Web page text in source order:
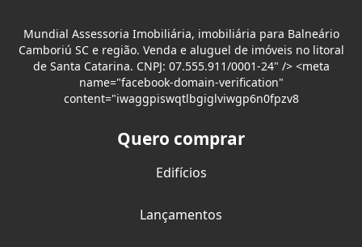
Mundial Assessoria Imobiliária, imobiliária para Balneário
Camboriú SC e região. Venda e aluguel de imóveis no litoral
de Santa Catarina. CNPJ: 07.555.911/0001-24" /> <meta
name="facebook-domain-verification"
content="iwaggpiswqtlbgiglviwgp6n0fpzv8
Quero comprar
Edifícios
Lançamentos